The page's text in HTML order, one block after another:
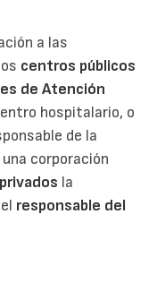
a las
centros públicos
de Atención
hospitalario, o
de la
corporación
la
responsable del